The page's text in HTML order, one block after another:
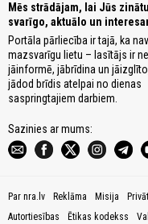
Mēs strādājam, lai Jūs zinātu
svarīgo, aktuālo un
Portāla pārliecība ir tajā, ka nav
mazsvarīgu lietu – lasītājs ir
jāinformē, jābrīdina un
jādod brīdis atelpai no dienas
saspringtajiem darbiem.
Sazinies ar mums:
Par nra.lv Reklāma Misija
Autortiesības
Ētikas kodekss